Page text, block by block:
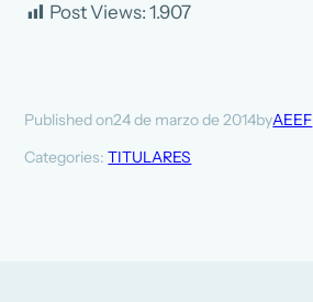
Post Views: 1.907
Published on24 de marzo de 2014byAEEF
Categories:TITULARES